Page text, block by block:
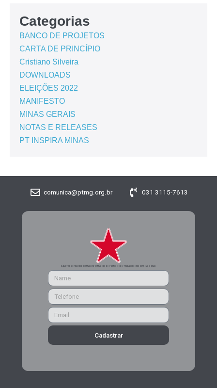
Categorias
BANCO DE PROJETOS
CARTA DE PRINCÍPIO
Cristiano Silveira
DOWNLOADS
ELEIÇÕES 2022
MANIFESTO
MINAS GERAIS
NOTAS E RELEASES
PT INSPIRA MINAS
comunica@ptmg.org.br 031 3115-7613
CADASTRE-SE PARA RECEBER MAIS INFORMAÇÕES DO PARTIDO DOS TRABALHADORES DE MINAS GERAIS
Cadastrar